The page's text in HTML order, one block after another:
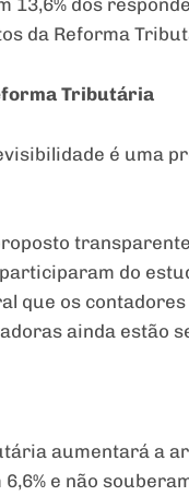
da Reforma
Tributária
é uma
do
que os
ainda estão
aumentará a
e não